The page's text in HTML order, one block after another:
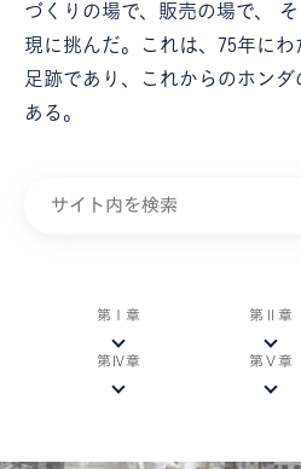
づくりの場で、販売の場で、
現に挑んだ。これは、75年にわ
足跡であり、これからのホン
ある。
第Ⅰ章 第Ⅱ章
第Ⅳ章 第Ⅴ章